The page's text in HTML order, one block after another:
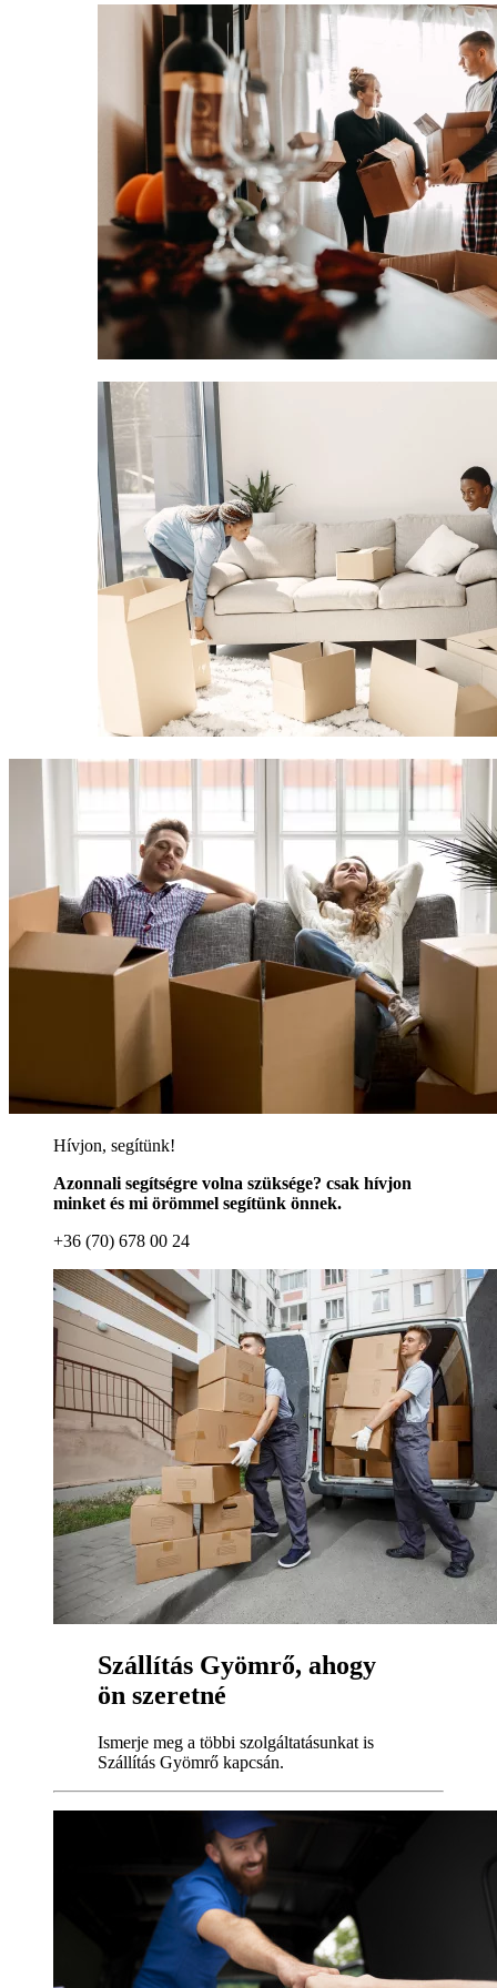
Hívjon, segítünk!
Azonnali segítségre volna szüksége? csak hívjon
minket és mi örömmel segítünk önnek.
+36 (70) 678 00 24
Szállítás Gyömrő, ahogy
ön szeretné
Ismerje meg a többi szolgáltatásunkat is
Szállítás Gyömrő kapcsán.